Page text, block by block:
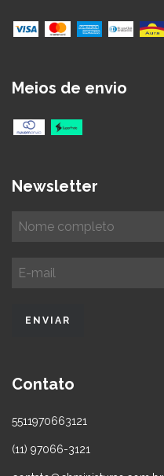
Meios de envio
Newsletter
Contato
5511970663121
(11) 97066-3121